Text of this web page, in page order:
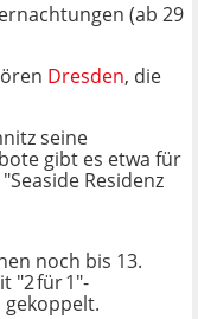
(ab 29
Dresden, die
seine
gibt es etwa für
Residenz
noch bis 13.
"2 für 1"-